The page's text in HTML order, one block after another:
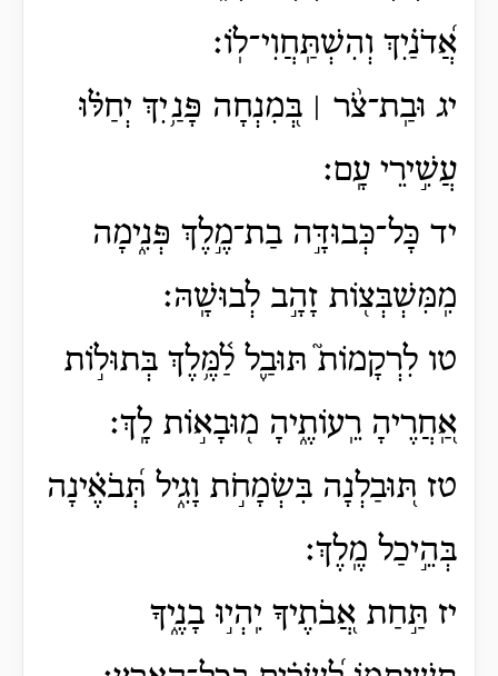
אֲ֝דֹנַ֗יִךְ וְהִשְׁתַּֽחֲוִי־לֽוֹ׃
יג וּבַֽת־צֹ֨ר ׀ בְּ֭מִנְחָה פָּנַ֥יִךְ יְחַלּ֗וּ
עֲשִׁ֣ירֵי עָֽם׃
יד כָּל־כְּבוּדָּ֣ה בַת־מֶ֣לֶךְ פְּנִ֑ימָה
מִֽמִּשְׁבְּצ֖וֹת זָהָ֣ב לְבוּשָֽׁהּ׃
טו לִרְקָמוֹת֮ תּוּבַ֪ל לַ֫מֶּ֥לֶךְ בְּתוּל֣וֹת
אַֽ֭חֲרֶיהָ רֵֽעוֹתֶ֑יהָ מ֖וּבָא֣וֹת לָֽךְ׃
טז תּ֭וּבַלְנָה בִּשְׂמָחֹ֣ת וָגִ֑יל תְּ֝בֹאֶ֗ינָה
בְּהֵ֣יכַל מֶֽלֶךְ׃
יז תַּ֣חַת אֲ֭בֹתֶיךָ יִֽהְי֣וּ בָנֶ֑יךָ